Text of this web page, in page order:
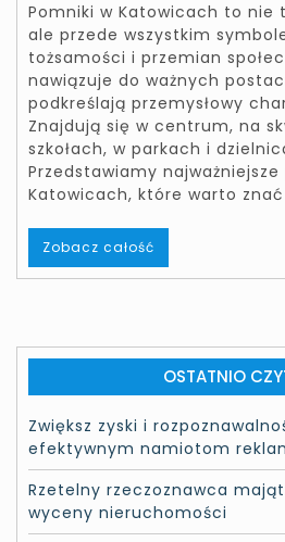
Pomniki w Katowicach to nie
ale przede wszystkim
tożsamości i przemian
nawiązuje do ważnych
podkreślają przemysłowy
Znajdują się w centrum, na
szkołach, w parkach i
Przedstawiamy
Katowicach, które warto znać
Zobacz całość
OSTATNIO
Zwiększ zyski i
efektywnym namiotom
Rzetelny rzeczoznawca
wyceny nieruchomości